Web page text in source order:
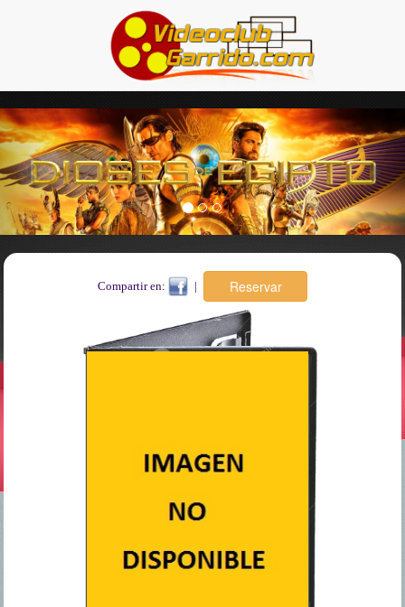
Previous
Compartir en: |